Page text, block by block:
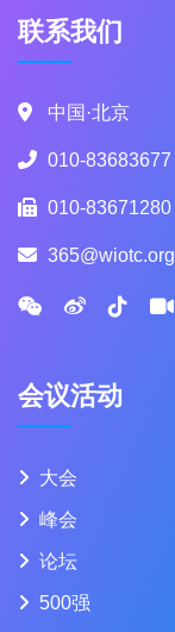
联系我们
中国·北京
010-83683677
010-83671280
365@wiotc.org
会议活动
大会
峰会
论坛
500强